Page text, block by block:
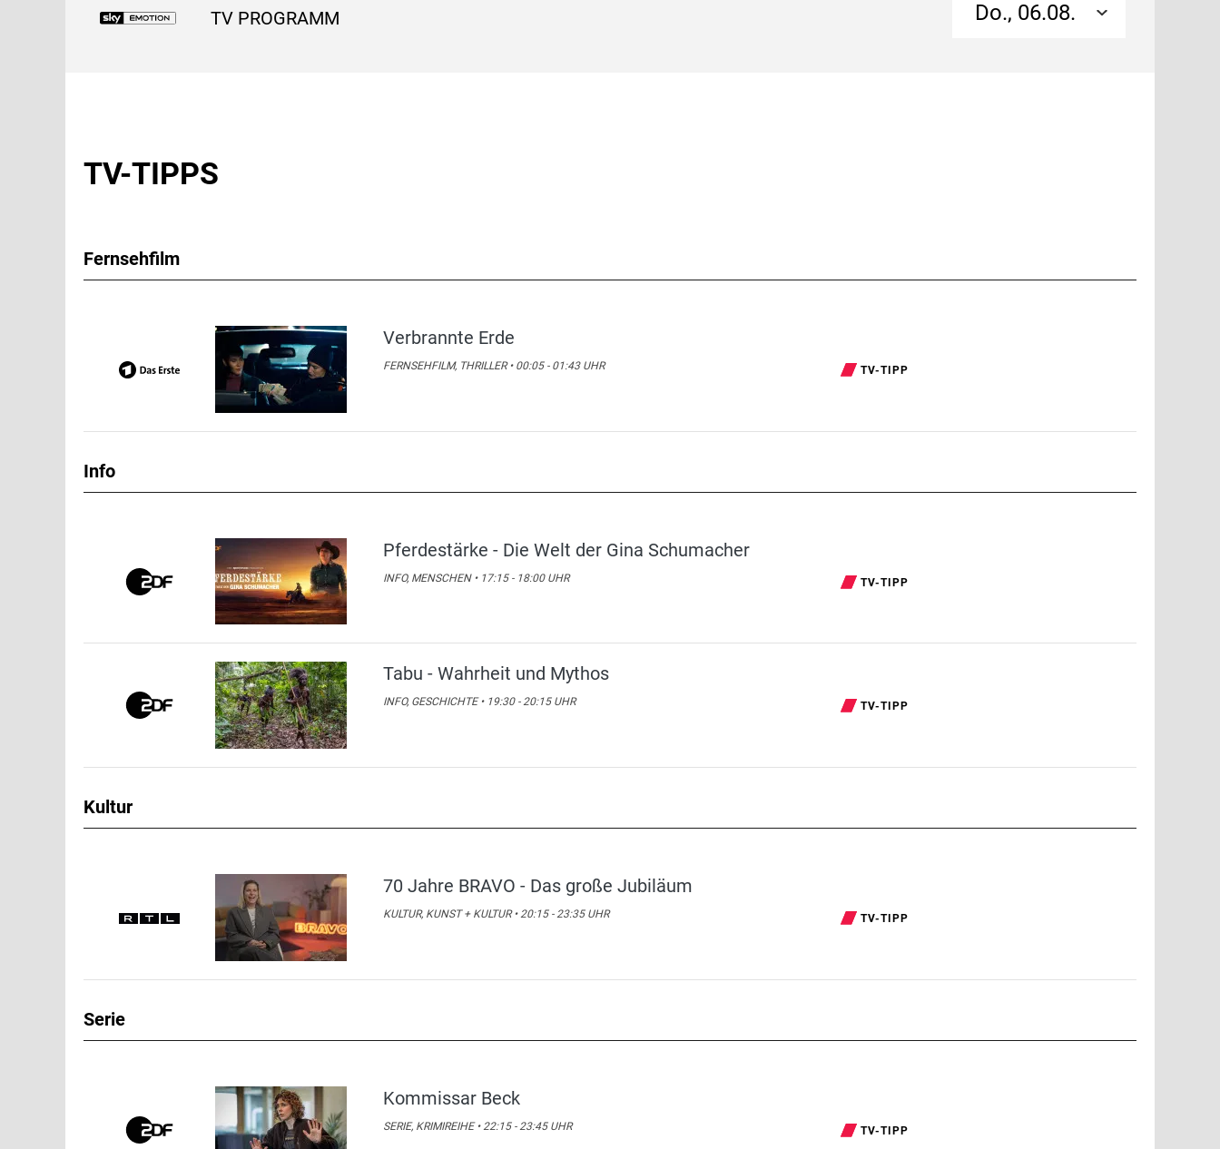
TV PROGRAMM Do., 06.08.
TV-TIPPS
Fernsehfilm
Verbrannte Erde
FERNSEHFILM, THRILLER • 00:05 - 01:43 UHR TV-TIPP
Info
Pferdestärke - Die Welt der Gina Schumacher
INFO, MENSCHEN • 17:15 - 18:00 UHR TV-TIPP
Tabu - Wahrheit und Mythos
INFO, GESCHICHTE • 19:30 - 20:15 UHR TV-TIPP
Kultur
70 Jahre BRAVO - Das große Jubiläum
KULTUR, KUNST + KULTUR • 20:15 - 23:35 UHR TV-TIPP
Serie
Kommissar Beck
SERIE, KRIMIREIHE • 22:15 - 23:45 UHR TV-TIPP